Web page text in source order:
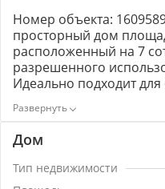
Номер объекта:
просторный дом
расположенный на 7
разрешенного
Идеально подходит
например, хостел или
безопасном районе и
участке. В нем 8 комнат
проживания. .Дом
цены и качества, что
Дом
Тип недвижимости